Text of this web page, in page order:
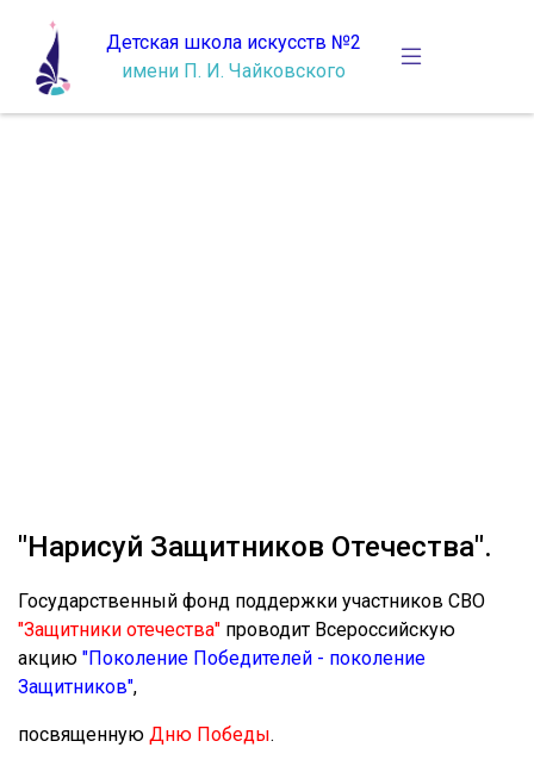
Детская школа искусств №2
имени П. И. Чайковского
"Нарисуй Защитников Отечества".
Государственный фонд поддержки участников СВО
"Защитники отечества" проводит Всероссийскую
акцию "Поколение Победителей - поколение
Защитников",
посвященную Дню Победы.